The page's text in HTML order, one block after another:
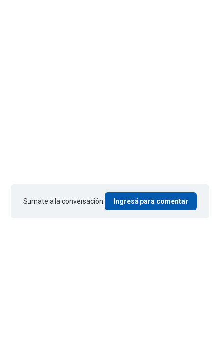
Sumate a la conversación. Ingresá para comentar